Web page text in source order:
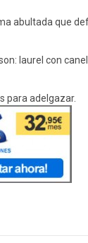
abultada que
laurel con
para adelgazar.